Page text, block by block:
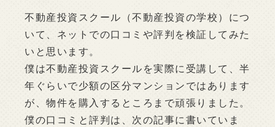
不動産投資スクール（不動産投資の学校）につ
いて、ネットでの口コミや評判を検証してみた
いと思います。
僕は不動産投資スクールを実際に受講して、半
年ぐらいで少額の区分マンションではあります
が、物件を購入するところまで頑張りました。
僕の口コミと評判は、次の記事に書いていま